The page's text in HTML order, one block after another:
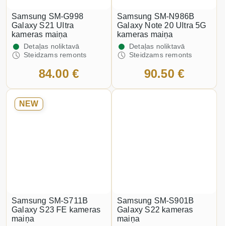
Samsung SM-G998
Galaxy S21 Ultra
kameras maiņa
Detaļas noliktavā
Steidzams remonts
84.00 €
Samsung SM-N986B
Galaxy Note 20 Ultra 5G
kameras maiņa
Detaļas noliktavā
Steidzams remonts
90.50 €
NEW
Samsung SM-S711B
Galaxy S23 FE kameras
maiņa
Samsung SM-S901B
Galaxy S22 kameras
maiņa